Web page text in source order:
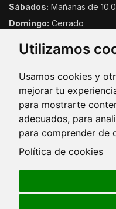
Utilizamos
Usamos cookies y
mejorar tu
para mostrarte
adecuados, para
para comprender de
Política de cookies
Sábados: Mañanas de
Domingo: Cerrado
Copyright © 2026.